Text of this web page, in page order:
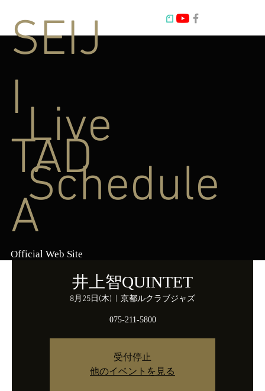
井上智QUINTET
8月25日(木) 京都ルクラブジャズ
075-211-5800
受付停止
他のイベントを見る
Live
Schedule
SEIJ
I
TAD
A
Official Web Site